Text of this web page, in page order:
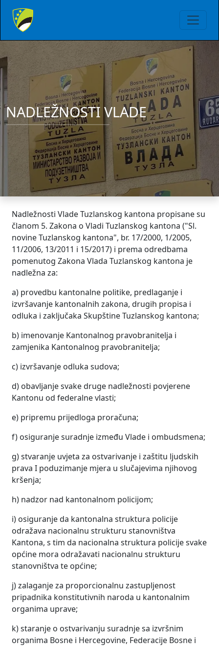
NADLEŽNOSTI VLADE
Nadležnosti Vlade Tuzlanskog kantona propisane su
članom 5. Zakona o Vladi Tuzlanskog kantona ("Sl.
novine Tuzlanskog kantona", br. 17/2000, 1/2005,
11/2006, 13/2011 i 15/2017) i prema odredbama
pomenutog Zakona Vlada Tuzlanskog kantona je
nadležna za:
a) provedbu kantonalne politike, predlaganje i
izvršavanje kantonalnih zakona, drugih propisa i
odluka i zaključaka Skupštine Tuzlanskog kantona;
b) imenovanje Kantonalnog pravobranitelja i
zamjenika Kantonalnog pravobranitelja;
c) izvršavanje odluka sudova;
d) obavljanje svake druge nadležnosti povjerene
Kantonu od federalne vlasti;
e) pripremu prijedloga proračuna;
f) osiguranje suradnje između Vlade i ombudsmena;
g) stvaranje uvjeta za ostvarivanje i zaštitu ljudskih
prava I poduzimanje mjera u slučajevima njihovog
kršenja;
h) nadzor nad kantonalnom policijom;
i) osiguranje da kantonalna struktura policije
odražava nacionalnu strukturu stanovništva
Kantona, s tim da nacionalna struktura policije svake
općine mora odražavati nacionalnu strukturu
stanovništva te općine;
j) zalaganje za proporcionalnu zastupljenost
pripadnika konstitutivnih naroda u kantonalnim
organima uprave;
k) staranje o ostvarivanju suradnje sa izvršnim
organima Bosne i Hercegovine, Federacije Bosne i